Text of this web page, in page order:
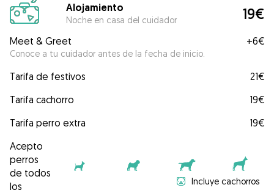
Alojamiento
Noche en casa del cuidador 19€
Meet & Greet
Conoce a tu cuidador antes de la fecha de inicio.
+6€
Tarifa de festivos
21€
Tarifa cachorro
19€
Tarifa perro extra
19€
Acepto
perros
de todos
los
Incluye cachorros